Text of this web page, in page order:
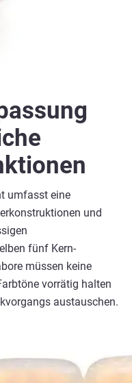
umfasst eine
und
fünf Kern-
müssen keine
vorrätig halten
austauschen.